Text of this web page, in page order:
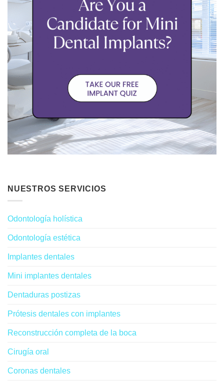
NUESTROS SERVICIOS
Odontología holística
Odontología estética
Implantes dentales
Mini implantes dentales
Dentaduras postizas
Prótesis dentales con implantes
Reconstrucción completa de la boca
Cirugía oral
Coronas dentales